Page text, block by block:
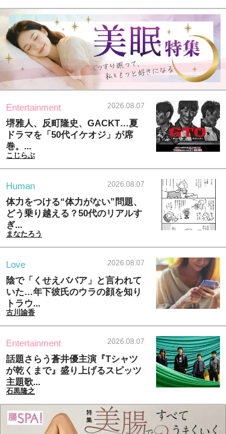
Entertainment 2026.08.07
堺雅人、反町隆史、GACKT…夏
ドラマを「50代イケオジ」が席
巻。...
こじらぶ
Human 2026.08.07
体力をつける“体力がない”問題、
どう乗り越える？50代のリアルす
ぎ...
まなたろう
Love 2026.08.07
陰で「くせえババア」と言われて
いた…年下彼氏のウラの顔を知り
トラウ...
古川諭香
Entertainment 2026.08.07
話題さらう蒼井優主演『Tシャツ
が乾くまで』盛り上げるスピッツ
主題歌...
石黒隆之